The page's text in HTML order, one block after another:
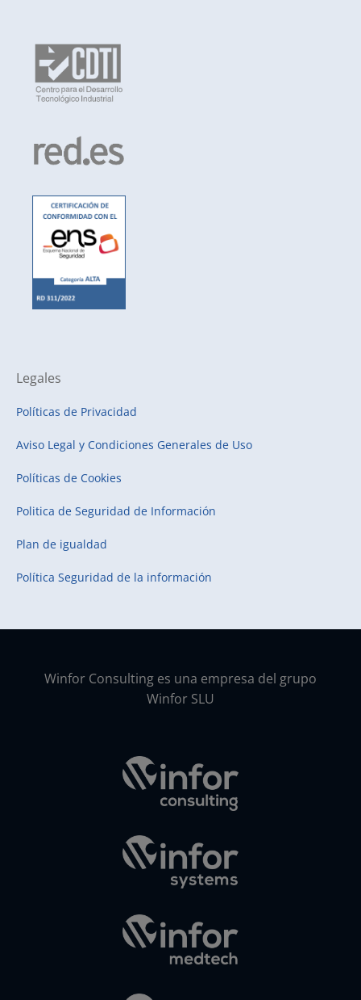
Legales
Políticas de Privacidad
Aviso Legal y Condiciones Generales de Uso
Políticas de Cookies
Politica de Seguridad de Información
Plan de igualdad
Política Seguridad de la información
Winfor Consulting es una empresa del grupo
Winfor SLU